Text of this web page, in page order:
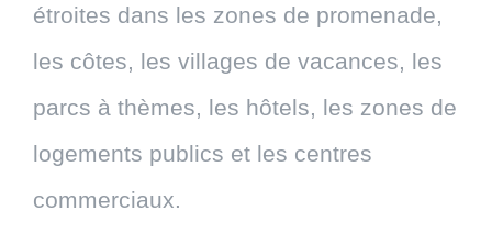
étroites dans les zones de promenade,
les côtes, les villages de vacances, les
parcs à thèmes, les hôtels, les zones de
logements publics et les centres
commerciaux.